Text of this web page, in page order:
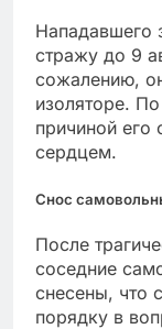
Нападавшего
стражу до 9
сожалению,
изоляторе.
причиной его
сердцем.
Снос
После
соседние
снесены, что
порядку в